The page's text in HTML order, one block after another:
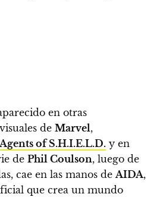
en otras
de Marvel,
Agents of S.H.I.E.L.D. y en
de Phil Coulson, luego de
cae en las manos deAIDA,
que crea un mundo